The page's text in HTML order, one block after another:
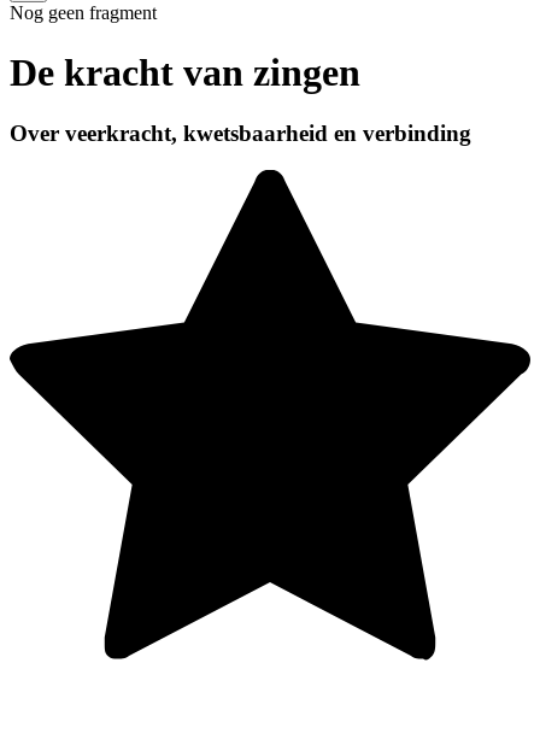
Nog geen fragment
De kracht van zingen
Over veerkracht, kwetsbaarheid en verbinding